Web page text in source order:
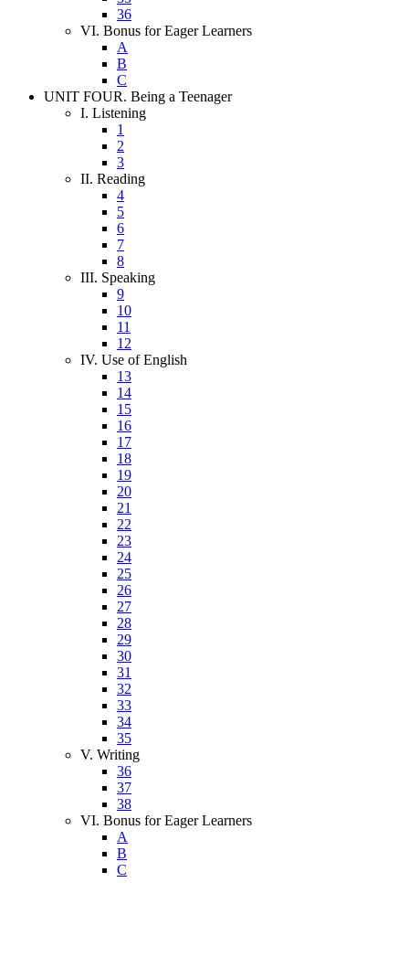
36
VI. Bonus for Eager Learners
A
B
C
UNIT FOUR. Being a Teenager
I. Listening
1
2
3
II. Reading
4
5
6
7
8
III. Speaking
9
10
11
12
IV. Use of English
13
14
15
16
17
18
19
20
21
22
23
24
25
26
27
28
29
30
31
32
33
34
35
V. Writing
36
37
38
VI. Bonus for Eager Learners
A
B
C